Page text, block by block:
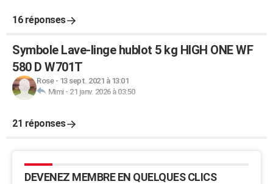
16 réponses
Symbole Lave-linge hublot 5 kg HIGH ONE WF
580 D W701T
Rose- 13 sept. 2021 à 13:01
Mimi- 21 janv. 2026 à 03:50
21 réponses
DEVENEZ MEMBRE EN QUELQUES CLICS